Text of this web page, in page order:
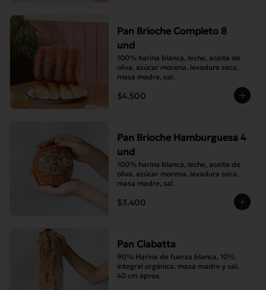
Pan Brioche Completo 8
und
100% harina blanca, leche, aceite de
oliva, azúcar morena, levadura seca,
masa madre, sal.
$4.500
Pan Brioche Hamburguesa 4
und
100% harina blanca, leche, aceite de
oliva, azúcar morena, levadura seca,
masa madre, sal.
$3.400
Pan Ciabatta
90% Harina de fuerza blanca, 10%
integral orgánica, masa madre y sal.
40 cm aprox.